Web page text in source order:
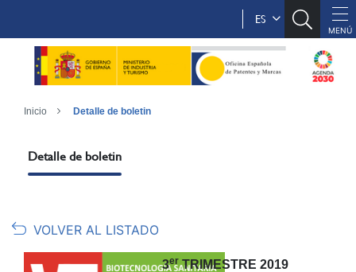
ES
Inicio Detalle de boletin
Detalle de boletin
VOLVER AL LISTADO
3erTRIMESTRE 2019